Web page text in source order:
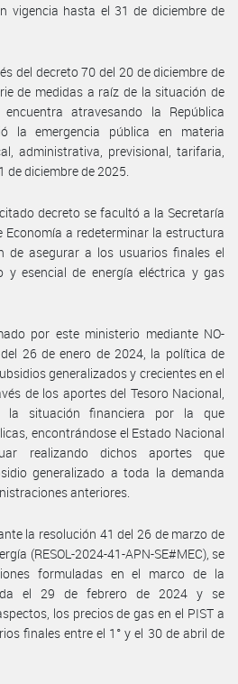
vigencia hasta el 31 de diciembre de
del decreto 70 del 20 de diciembre de
de medidas a raíz de la situación de
atravesando la República
la emergencia pública en materia
administrativa, previsional, tarifaria,
diciembre de 2025.
decreto se facultó a la Secretaría
Economía a redeterminar la estructura
de asegurar a los usuarios finales el
y esencial de energía eléctrica y gas
por este ministerio mediante NO-
26 de enero de 2024, la política de
generalizados y crecientes en el
de los aportes del Tesoro Nacional,
la situación financiera por la que
encontrándose el Estado Nacional
realizando dichos aportes que
generalizado a toda la demanda
anteriores.
la resolución 41 del 26 de marzo de
(RESOL-2024-41-APN-SE#MEC), se
formuladas en el marco de la
el 29 de febrero de 2024 y se
los precios de gas en el PIST a
finales entre el 1° y el 30 de abril de